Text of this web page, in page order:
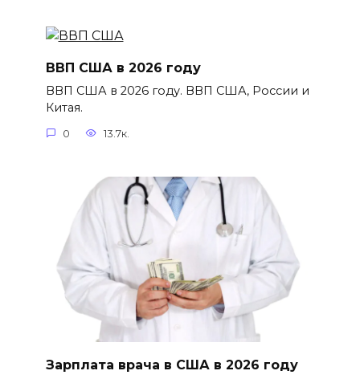
ВВП США в 2026 году
ВВП США в 2026 году. ВВП США, России и
Китая.
0 13.7к.
Зарплата врача в США в 2026 году